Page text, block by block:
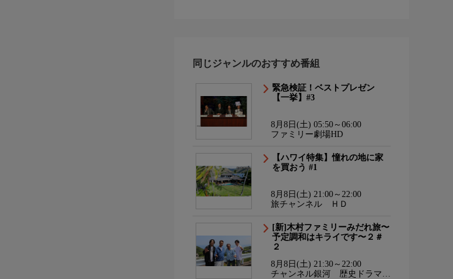
同じジャンルのおすすめ番組
緊急検証！ベストプレゼン
【一挙】#3
8月8日(土) 05:50～06:00
ファミリー劇場HD
【ハワイ特集】憧れの地に家
を買おう #1
8月8日(土) 21:00～22:00
旅チャンネル ＨＤ
[新]木村ファミリーみだれ旅〜
予定調和はキライです〜２＃
２
8月8日(土) 21:30～22:00
チャンネル銀河 歴史ドラマ・